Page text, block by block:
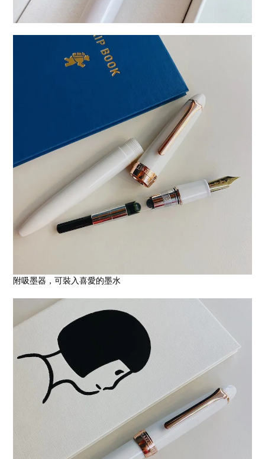
附吸墨器，可裝入喜愛的墨水